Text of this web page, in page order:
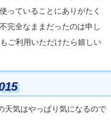
っていることにありがたく
完全なままだったのは申し
ご利用いただけたら嬉しい
気はやっぱり気になるので